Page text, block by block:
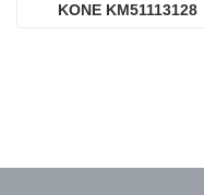
KONE KM51113128